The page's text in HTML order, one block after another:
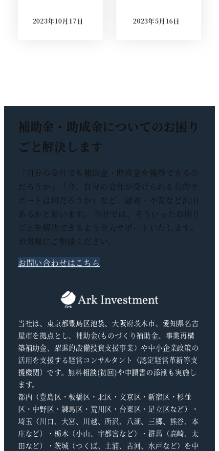
投稿日
2023年10月17日
投稿日
2023年5月16日
補助金・助成金についてのお困り
ごと解決します
「自分の会社でも補助金・助成金を獲得できるの
だろうか」「今、自分の会社が受けられる公的サ
ポートは何だろうか」など、疑問・不安など沢山
あるかと思います。 当社では、そういったお困り
ごとを解決できるよう全力サポートいたします。
お気軽にご相談ください。
お問い合わせはこちら
当社は、東京都豊島区池袋、大阪府茨木市、愛知県名古
屋市を拠点とし、補助金(ものづくり補助金、事業再構
築補助金、躍進的設備投資支援事業）や中小企業政策の
活用を支援する経営コンサルタント（認定経営革新等支
援機関）です。無料相談(初回)や申請書の添削も実施し
ます。
都内（豊島区・板橋区・北区・文京区・新宿区・杉並
区・中野区・練馬区・荒川区・台東区・足立区など）・
埼玉（川口、大宮、川越、所沢、八潮、三郷、熊谷、本
庄など）・栃木（小山、宇都宮など）・群馬（高崎、太
田など）・茨城（つくば、土浦、古河、水戸など）を中